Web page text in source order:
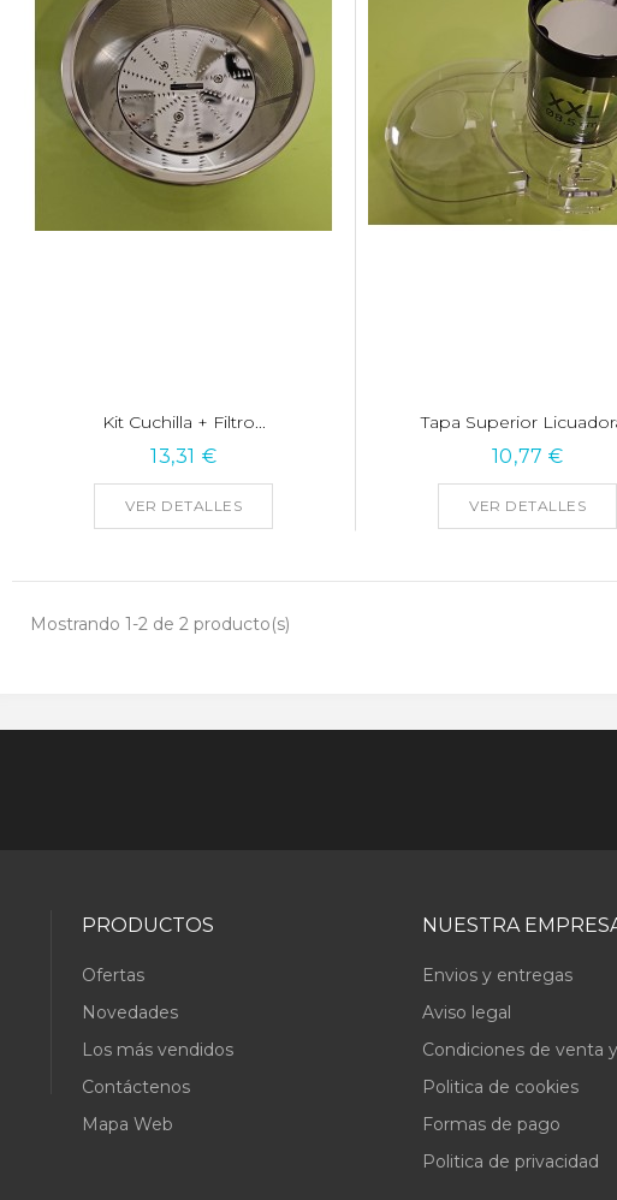
Kit Cuchilla + Filtro...
13,31 €
VER DETALLES
Tapa Superior
10,77 €
VER DETALLES
Mostrando 1-2 de 2 producto(s)
PRODUCTOS
Ofertas
Novedades
Los más vendidos
Contáctenos
Mapa Web
NUESTRA
Envios y entregas
Aviso legal
Condiciones de venta
Politica de cookies
Formas de pago
Politica de privacidad